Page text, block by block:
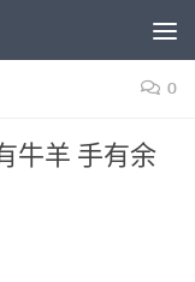
0
牛羊 手有余